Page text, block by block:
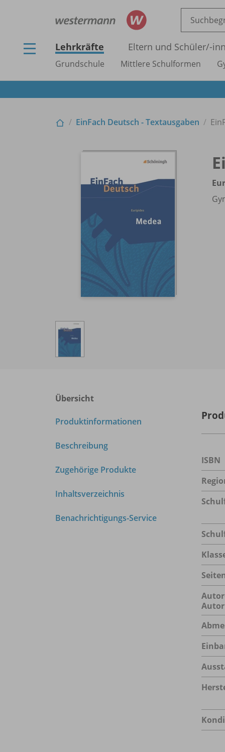
Lehrkräfte Eltern und Schüler/-
Grundschule Mittlere Schulformen
EinFach Deutsch - Textausgaben
Übersicht
Produktinformationen
Beschreibung
Zugehörige Produkte
Inhaltsverzeichnis
Benachrichtigungs-Service
ISBN